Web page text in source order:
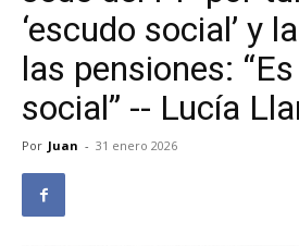
‘escudo social’ y
las pensiones:
social” -- Lucía
Por Juan - 31 enero 2026